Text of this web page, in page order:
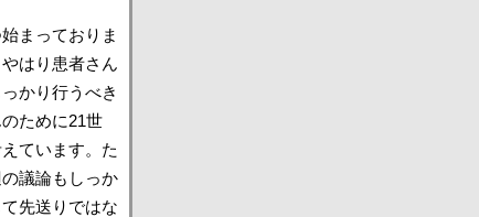
まっておりま
はり患者さん
かり行うべき
ために21世
ています。た
議論もしっか
先送りではな